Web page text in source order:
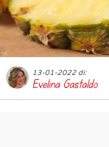
13-01-2022 di:
Evelina Gastaldo